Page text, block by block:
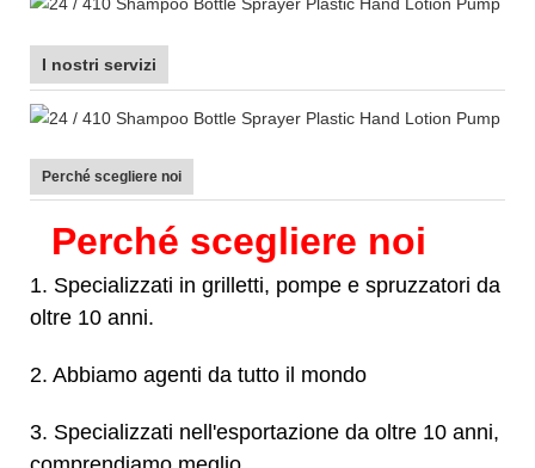
I nostri servizi
Perché scegliere noi
Perché scegliere noi
1. Specializzati in grilletti, pompe e spruzzatori da
oltre 10 anni.
2. Abbiamo agenti da tutto il mondo
3. Specializzati nell'esportazione da oltre 10 anni,